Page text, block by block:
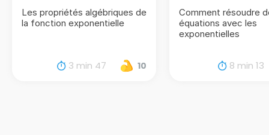
Les propriétés algébriques de
la fonction exponentielle
3 min 47 10
Comment résoudre
équations avec les
exponentielles
8 min 13